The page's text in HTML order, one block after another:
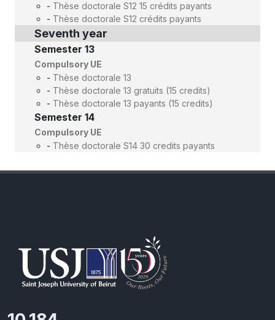
- Thèse doctorale S12 15 crédits payants
- Thèse doctorale S12 crédits payants
Seventh year
Semester 13
Compulsory UE
- Thèse doctorale 13
- Thèse doctorale 13 gratuits (15 credits)
- Thèse doctorale 13 payants (15 credits)
Semester 14
Compulsory UE
- Thèse doctorale S14 30 credits payants